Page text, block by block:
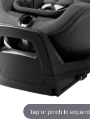
COPILULUI
BEBELUSI
COPIITap or pinch to expand
Chrome cu detalii negre